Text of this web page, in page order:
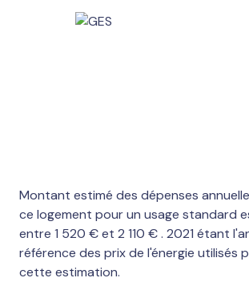
Montant estimé des dépenses
ce logement pour un usage standard
entre 1 520 € et 2 110 € . 2021 étant
référence des prix de l'énergie utilisés
cette estimation.